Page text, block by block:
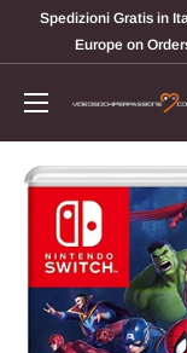
Spedizioni Gratis in
Europe on
Videogiochi
Per
Passione